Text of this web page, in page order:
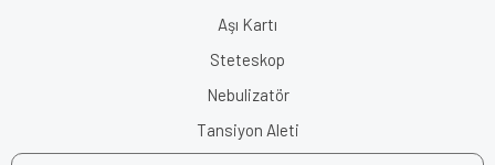
Aşı Kartı
Steteskop
Nebulizatör
Tansiyon Aleti